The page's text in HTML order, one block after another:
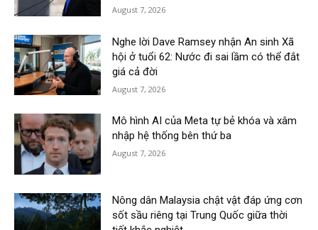
August 7, 2026
Nghe lời Dave Ramsey nhận An sinh Xã
hội ở tuổi 62: Nước đi sai lầm có thể đắt
giá cả đời
August 7, 2026
Mô hình AI của Meta tự bẻ khóa và xâm
nhập hệ thống bên thứ ba
August 7, 2026
Nông dân Malaysia chật vật đáp ứng cơn
sốt sầu riêng tại Trung Quốc giữa thời